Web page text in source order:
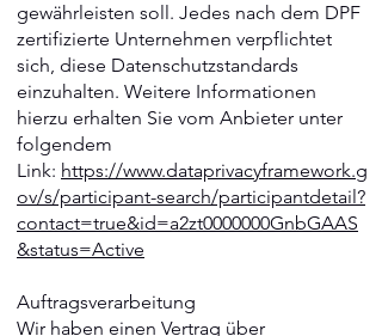
gewährleisten soll. Jedes nach dem DPF
zertifizierte Unternehmen verpflichtet
sich, diese Datenschutzstandards
einzuhalten. Weitere Informationen
hierzu erhalten Sie vom Anbieter unter
folgendem
Link: https://www.dataprivacyframework.g
ov/s/participant-search/participantdetail?
contact=true&id=a2zt0000000GnbGAAS
&status=Active
Auftragsverarbeitung
Wir haben einen Vertrag über